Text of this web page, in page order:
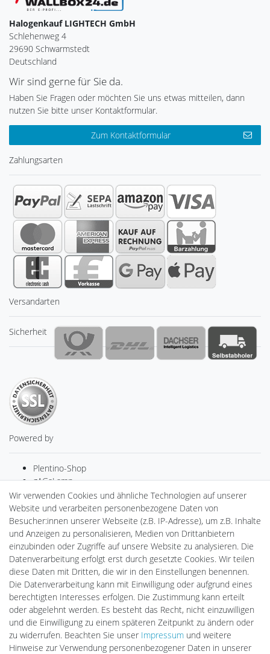
Halogenkauf LIGHTECH GmbH
Schlehenweg 4
29690 Schwarmstedt
Deutschland
Wir sind gerne für Sie da.
Haben Sie Fragen oder möchten Sie uns etwas mitteilen, dann
nutzen Sie bitte unser Kontaktformular.
Zum Kontaktformular
Zahlungsarten
Versandarten
Sicherheit
Powered by
Plentino-Shop
gAGaLamp
Drohnenstore24
Cardanlight-Shop
Batteriespeicher
PlentiSolar
Gebrauchtlicht
Ledkauf
DEYESOLAR
Lightech Connect
CardanLight Europe
FORTIMO LEDs
LED-RETROSHOP
MeinUSB
Wir verwenden Cookies und ähnliche Technologien auf unserer
Website und verarbeiten personenbezogene Daten von
Besucher:innen unserer Webseite (z.B. IP-Adresse), um z.B. Inhalte
und Anzeigen zu personalisieren, Medien von Drittanbietern
einzubinden oder Zugriffe auf unsere Website zu analysieren. Die
Datenverarbeitung erfolgt erst durch gesetzte Cookies. Wir teilen
diese Daten mit Dritten, die wir in den Einstellungen benennen.
Die Datenverarbeitung kann mit Einwilligung oder aufgrund eines
berechtigten Interesses erfolgen. Die Zustimmung kann erteilt
oder abgelehnt werden. Es besteht das Recht, nicht einzuwilligen
und die Einwilligung zu einem späteren Zeitpunkt zu ändern oder
zu widerrufen. Beachten Sie unser Impressum und weitere
Hinweise zur Verwendung personenbezogener Daten in unserer